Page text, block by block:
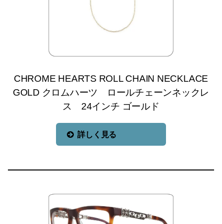
CHROME HEARTS ROLL CHAIN NECKLACE
GOLD クロムハーツ ロールチェーンネックレ
ス 24インチ ゴールド
詳しく見る